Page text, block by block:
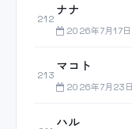
212
ナナ
2026年7月17日
213
マコト
2026年7月23日
ハル